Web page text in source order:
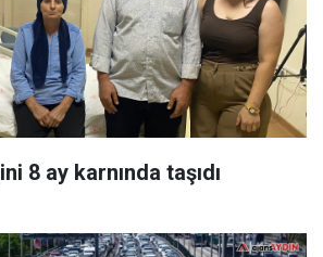
8 ay karnında taşıdı